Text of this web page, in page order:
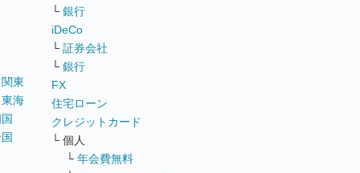
関東
東海
└ 銀行
iDeCo
└ 証券会社
└ 銀行
FX
住宅ローン
クレジットカード
└ 個人
└ 年会費無料